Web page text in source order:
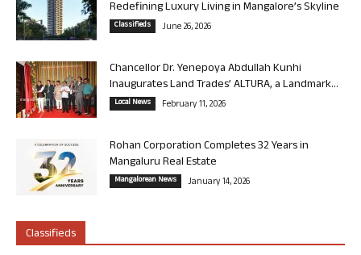
Redefining Luxury Living in Mangalore’s Skyline
Classifieds June 26, 2026
Chancellor Dr. Yenepoya Abdullah Kunhi
Inaugurates Land Trades’ ALTURA, a Landmark...
Local News February 11, 2026
Rohan Corporation Completes 32 Years in
Mangaluru Real Estate
Mangalorean News January 14, 2026
Classifieds